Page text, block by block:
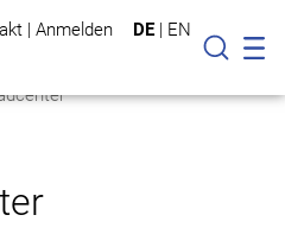
| Anmelden DE | EN
Suche